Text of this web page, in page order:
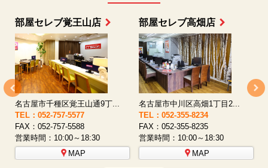
部屋セレブ上小田井店
名古屋市西区八筋町277 ...
TEL：052-508-5933
FAX：052-508-5930
営業時間：10:00～18:30
MAP
部屋セレブ中村店
名古屋市中村区太閤通9-1...
TEL：052-481-0853
FAX：052-481-3587
営業時間：10:00～18:30
MAP